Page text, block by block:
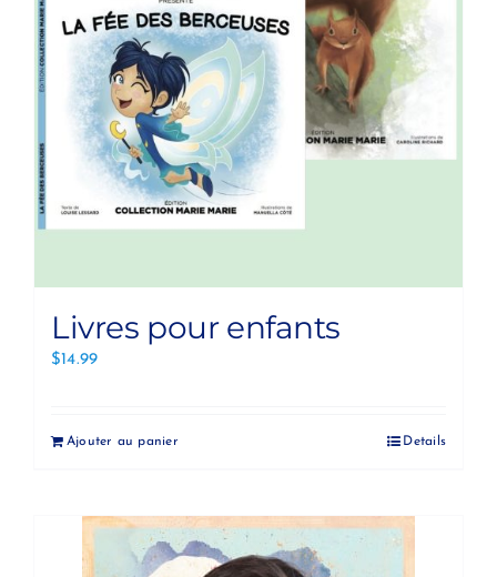
Livres pour enfants
$14.99
Ajouter au panier Details